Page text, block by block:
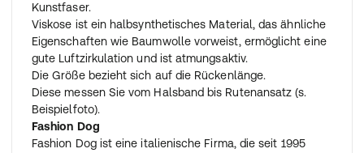
Kunstfaser.
Viskose ist ein halbsynthetisches Material, das ähnliche
Eigenschaften wie Baumwolle vorweist, ermöglicht eine
gute Luftzirkulation und ist atmungsaktiv.
Die Größe bezieht sich auf die Rückenlänge.
Diese messen Sie vom Halsband bis Rutenansatz (s.
Beispielfoto).
Fashion Dog
Fashion Dog ist eine italienische Firma, die seit 1995